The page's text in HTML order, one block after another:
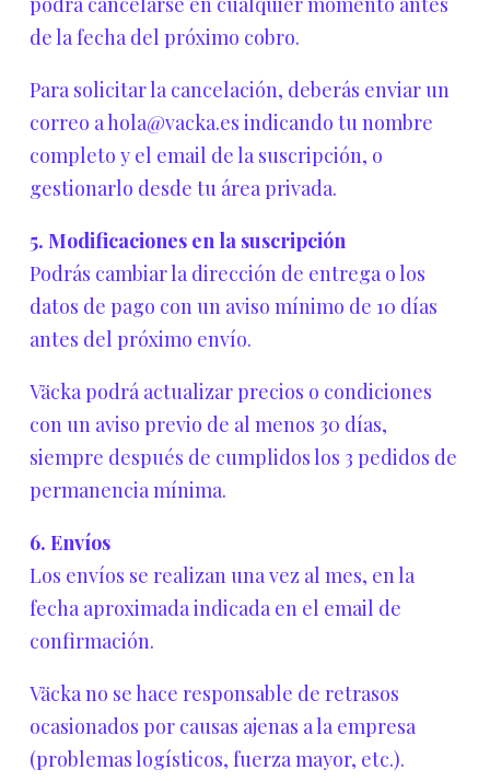
de la fecha del próximo cobro.
Para solicitar la cancelación, deberás enviar un
correo a hola@vacka.es indicando tu nombre
completo y el email de la suscripción, o
gestionarlo desde tu área privada.
5. Modificaciones en la suscripción
Podrás cambiar la dirección de entrega o los
datos de pago con un aviso mínimo de 10 días
antes del próximo envío.
Väcka podrá actualizar precios o condiciones
con un aviso previo de al menos 30 días,
siempre después de cumplidos los 3 pedidos de
permanencia mínima.
6. Envíos
Los envíos se realizan una vez al mes, en la
fecha aproximada indicada en el email de
confirmación.
Väcka no se hace responsable de retrasos
ocasionados por causas ajenas a la empresa
(problemas logísticos, fuerza mayor, etc.).